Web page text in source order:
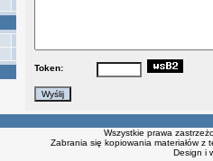
Token:
Wszystkie prawa
Zabrania się kopiowania materiałów
Design i